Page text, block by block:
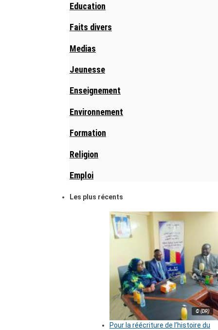
Education
Faits divers
Medias
Jeunesse
Enseignement
Environnement
Formation
Religion
Emploi
Les plus récents
© (DR)
Pour la réécriture de l’histoire du